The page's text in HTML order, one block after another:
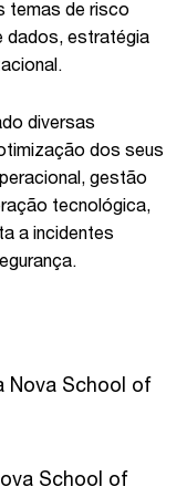
temas de risco
dados, estratégia
diversas
dos seus
gestão
tecnológica,
a incidentes
Nova School of
School of